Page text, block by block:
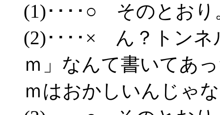
(1)････○ そのとおり
(2)････× ん？トンネ
ｍ」なんて書いてあ
ｍはおかしいんじゃ